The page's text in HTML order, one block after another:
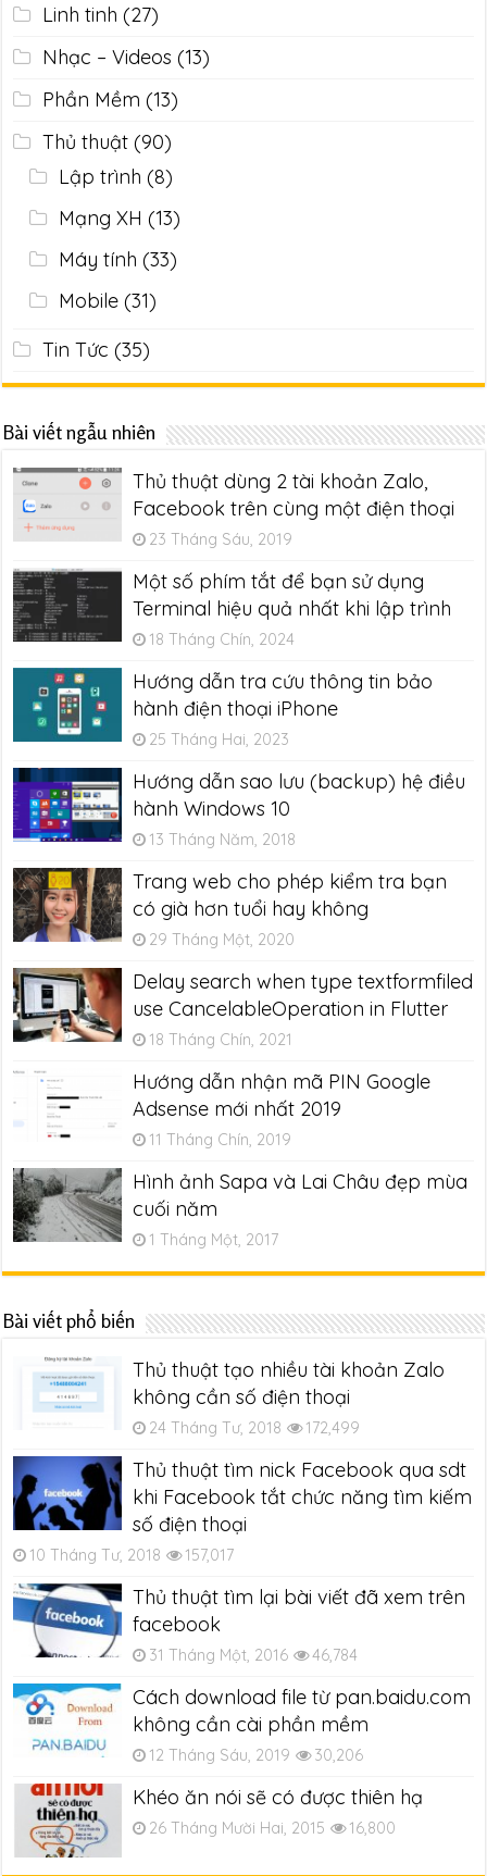
Linh tinh (27)
Nhạc – Videos (13)
Phần Mềm (13)
Thủ thuật(90)
Lập trình (8)
Mạng XH (13)
Máy tính (33)
Mobile(31)
Tin Tức (35)
Bài viết ngẫu nhiên
Thủ thuật dùng 2 tài khoản Zalo,
Facebook trên cùng một điện thoại
23 Tháng Sáu, 2019
Một số phím tắt để bạn sử dụng
Terminal hiệu quả nhất khi lập trình
18 Tháng Chín, 2024
Hướng dẫn tra cứu thông tin bảo
hành điện thoại iPhone
25 Tháng Hai, 2023
Hướng dẫn sao lưu (backup) hệ điều
hành Windows 10
13 Tháng Năm, 2018
Trang web cho phép kiểm tra bạn
có già hơn tuổi hay không
29 Tháng Một, 2020
Delay search when type textformfiled
use CancelableOperation in Flutter
18 Tháng Chín, 2021
Hướng dẫn nhận mã PIN Google
Adsense mới nhất 2019
11 Tháng Chín, 2019
Hình ảnh Sapa và Lai Châu đẹp mùa
cuối năm
1 Tháng Một, 2017
Bài viết phổ biến
Thủ thuật tạo nhiều tài khoản Zalo
không cần số điện thoại
24 Tháng Tư, 2018 172,499
Thủ thuật tìm nick Facebook qua sdt
khi Facebook tắt chức năng tìm kiếm
số điện thoại
10 Tháng Tư, 2018 157,017
Thủ thuật tìm lại bài viết đã xem trên
facebook
31 Tháng Một, 2016 46,784
Cách download file từ pan.baidu.com
không cần cài phần mềm
12 Tháng Sáu, 2019 30,206
Khéo ăn nói sẽ có được thiên hạ
26 Tháng Mười Hai, 2015 16,800